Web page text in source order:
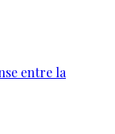
entre la